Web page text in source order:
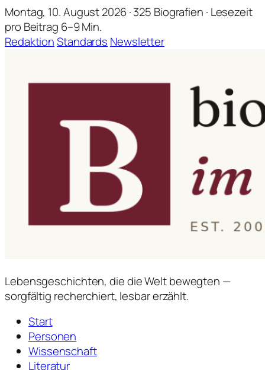
Montag, 10. August 2026 · 325 Biografien · Lesezeit
pro Beitrag 6–9 Min.
RedaktionStandards Newsletter
Lebensgeschichten, die die Welt bewegten —
sorgfältig recherchiert, lesbar erzählt.
Start
Personen
Wissenschaft
Literatur